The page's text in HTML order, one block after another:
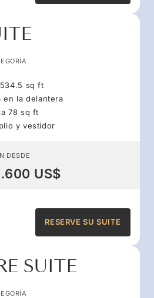
sq ft
en la delantera
78 sq ft
y vestidor
DESDE
US$
RESERVE SU SUITE
SUITE